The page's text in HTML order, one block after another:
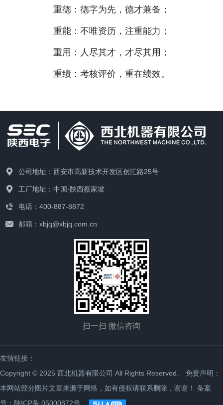
重德：德字为先，德才兼备；
重能：不唯资历，注重能力；
重用：人尽其才，才尽其用；
重绩：考核评价，重在绩效。
公司地址：西安市高新技术开发区创汇路25号
工厂地址：中国·陕西蔡家坡
电话：400-887-8872
邮箱：xbjq@xbjq.com.cn
扫一扫 微信咨询
友情链接：
Copyright © 2025 西北机器有限公司 All Rights Reserved. 免责声明：
本网站部分图片文章来源于网络，如有侵权请联系删除，谢谢！ 备案
号：陕ICP备 05000872号